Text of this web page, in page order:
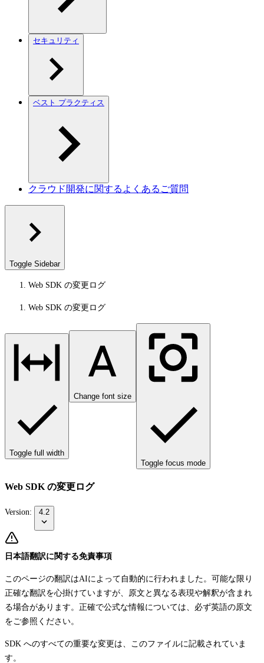
セキュリティ
ベスト プラクティス
クラウド開発に関するよくあるご質問
Toggle Sidebar
Web SDK の変更ログ
Web SDK の変更ログ
Toggle full width
Change font size
Toggle focus mode
Web SDK の変更ログ
Version: 4.2
日本語翻訳に関する免責事項
このページの翻訳はAIによって自動的に行われました。可能な限り
正確な翻訳を心掛けていますが、原文と異なる表現や解釈が含まれ
る場合があります。正確で公式な情報については、必ず英語の原文
をご参照ください。
SDK へのすべての重要な変更は、このファイルに記載されていま
す。